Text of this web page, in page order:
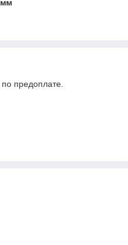
предоплате.